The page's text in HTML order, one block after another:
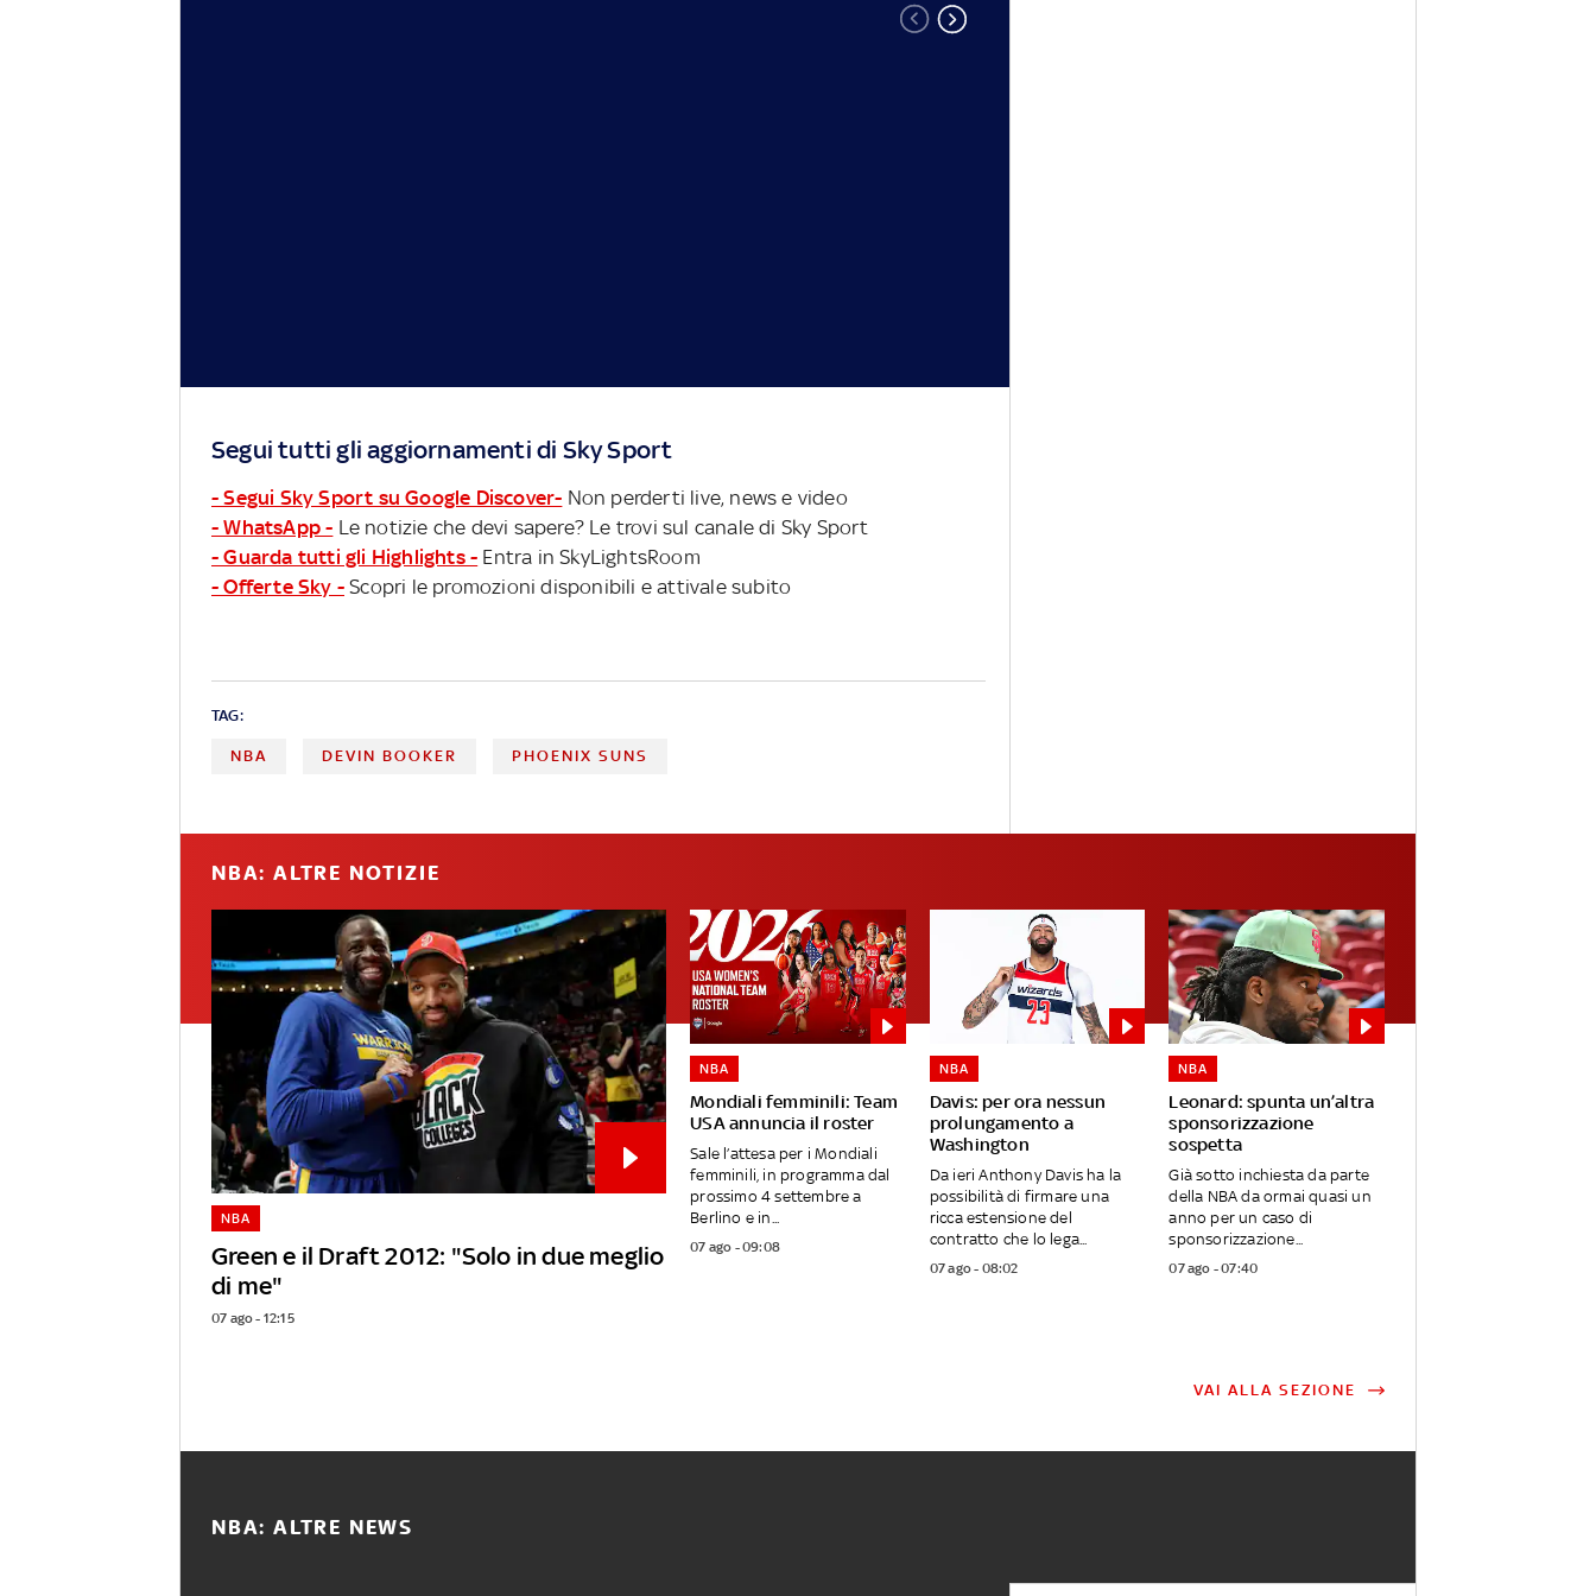
Segui tutti gli aggiornamenti di Sky Sport
- Segui Sky Sport su Google Discover- Non perderti live, news e video
- WhatsApp - Le notizie che devi sapere? Le trovi sul canale di Sky Sport
- Guarda tutti gli Highlights - Entra in SkyLightsRoom
- Offerte Sky - Scopri le promozioni disponibili e attivale subito
TAG:
NBA DEVIN BOOKER PHOENIX SUNS
NBA: ALTRE NOTIZIE
Green e il Draft 2012: "Solo in due meglio
di me"
NBA
07 ago - 12:15
Mondiali femminili: Team
USA annuncia il roster
NBA
Sale l’attesa per i Mondiali
femminili, in programma dal
prossimo 4 settembre a
Berlino e in...
07 ago - 09:08
Davis: per ora nessun
prolungamento a
Washington
NBA
Da ieri Anthony Davis ha la
possibilità di firmare una
ricca estensione del
contratto che lo lega...
07 ago - 08:02
Leonard: spunta un’altra
sponsorizzazione
sospetta
NBA
Già sotto inchiesta da parte
della NBA da ormai quasi un
anno per un caso di
sponsorizzazione...
07 ago - 07:40
VAI ALLA SEZIONE
NBA: ALTRE NEWS